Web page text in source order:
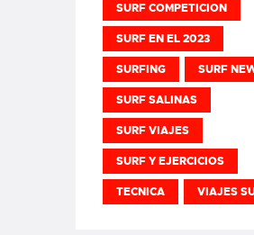
SURF COMPETICION
SURF EN EL 2023
SURFING SURF
SURF SALINAS
SURF VIAJES
SURF Y EJERCICIOS
TECNICA VIAJES